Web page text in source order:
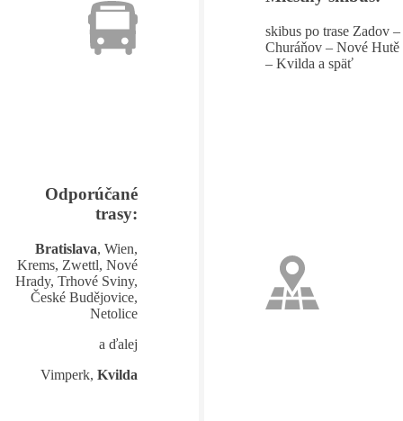
skibus po trase Zadov –
Churáňov – Nové Hutě
– Kvilda a späť
Odporúčané
trasy:
Bratislava, Wien,
Krems, Zwettl, Nové
Hrady, Trhové Sviny,
České Budějovice,
Netolice
a ďalej
Vimperk, Kvilda